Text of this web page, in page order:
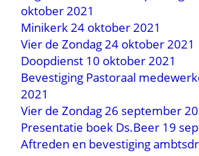
oktober 2021
Minikerk 24 oktober 2021
Vier de Zondag 24 oktober 2021
Doopdienst 10 oktober 2021
Bevestiging Pastoraal
2021
Vier de Zondag 26 september
Presentatie boek Ds.Beer 19
Aftreden en bevestiging